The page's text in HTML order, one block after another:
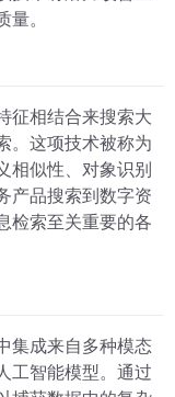
量。
征相结合来搜索大
。这项技术被称为
相似性、对象识别
产品搜索到数字资
检索至关重要的各
集成来自多种模态
工智能模型。通过